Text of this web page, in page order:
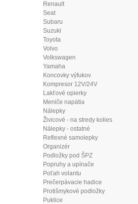
Renault
Seat
Subaru
Suzuki
Toyota
Volvo
Volkswagen
Yamaha
Koncovky výfukov
Kompresor 12V/24V
Lakťové opierky
Meniče napätia
Nálepky
Živicové - na stredy kolies
Nálepky - ostatné
Reflexné samolepky
Organizér
Podložky pod ŠPZ
Popruhy a upínače
Poťah volantu
Prečerpávacie hadice
Protišmykové podložky
Puklice